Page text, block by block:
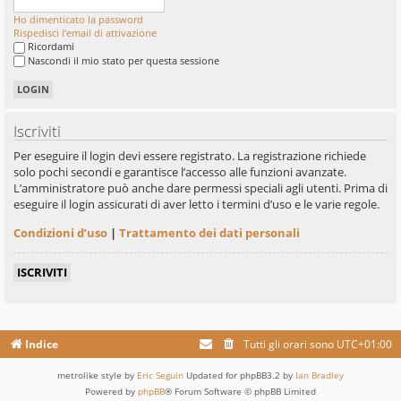
Ho dimenticato la password
Rispedisci l’email di attivazione
Ricordami
Nascondi il mio stato per questa sessione
Iscriviti
Per eseguire il login devi essere registrato. La registrazione richiede
solo pochi secondi e garantisce l’accesso alle funzioni avanzate.
L’amministratore può anche dare permessi speciali agli utenti. Prima di
eseguire il login assicurati di aver letto i termini d’uso e le varie regole.
Condizioni d’uso | Trattamento dei dati personali
ISCRIVITI
Indice Tutti gli orari sono UTC+01:00
metrolike style by Eric Seguin Updated for phpBB3.2 by Ian Bradley
Powered by phpBB® Forum Software © phpBB Limited